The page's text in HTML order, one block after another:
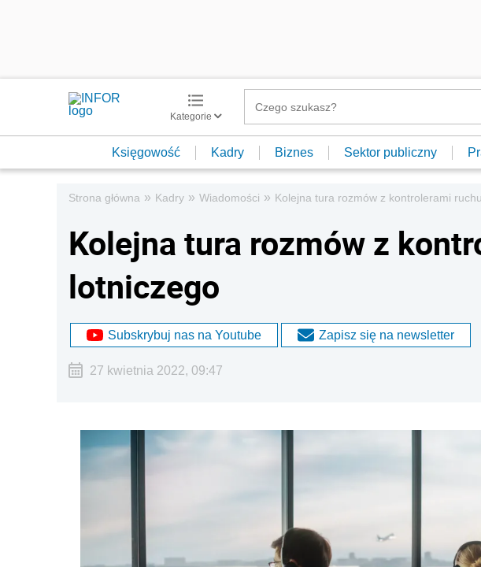
Kategorie
Księgowość Kadry Biznes Sektor publiczny
Strona główna » Kadry » Wiadomości » Kolejna tura rozmów z kontrolerami
Kolejna tura rozmów z
lotniczego
Subskrybuj nas na Youtube Zapisz się na newsletter
27 kwietnia 2022, 09:47